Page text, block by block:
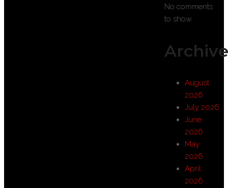
No comments
to show.
August
2026
July 2026
June
2026
May
2026
April
2026